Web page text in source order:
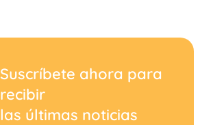
Suscríbete ahora para
recibir
las últimas noticias